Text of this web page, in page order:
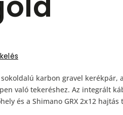
sokoldalú karbon gravel kerékpár,
való tekeréshez. Az integrált
és a Shimano GRX 2x12 hajtás